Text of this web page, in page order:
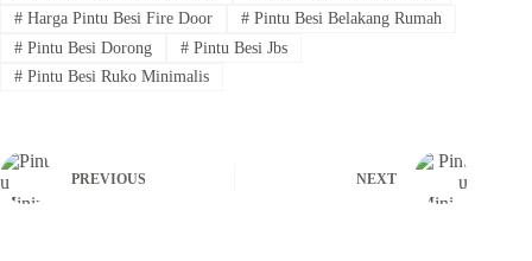
#Harga Pintu Besi Fire Door #Pintu Besi Belakang Rumah
#Pintu Besi Dorong #Pintu Besi Jbs
#Pintu Besi Ruko Minimalis
PREVIOUS NEXT